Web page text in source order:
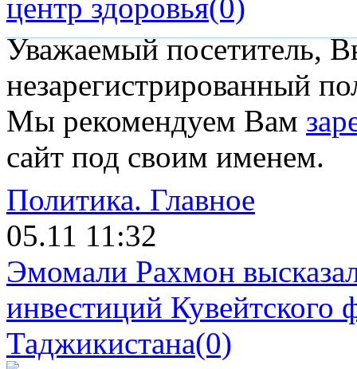
центр здоровья(0)
Уважаемый посетитель,
незарегистрированный
Мы рекомендуем Вам
сайт под своим именем.
Политика. Главное
05.11 11:32
Эмомали Рахмон
инвестиций Кувейтского
Таджикистана(0)